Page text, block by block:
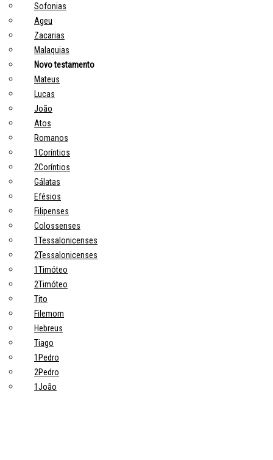
Sofonias
Ageu
Zacarias
Malaquias
Novo testamento
Mateus
Lucas
João
Atos
Romanos
1Coríntios
2Coríntios
Gálatas
Efésios
Filipenses
Colossenses
1Tessalonicenses
2Tessalonicenses
1Timóteo
2Timóteo
Tito
Filemom
Hebreus
Tiago
1Pedro
2Pedro
1João